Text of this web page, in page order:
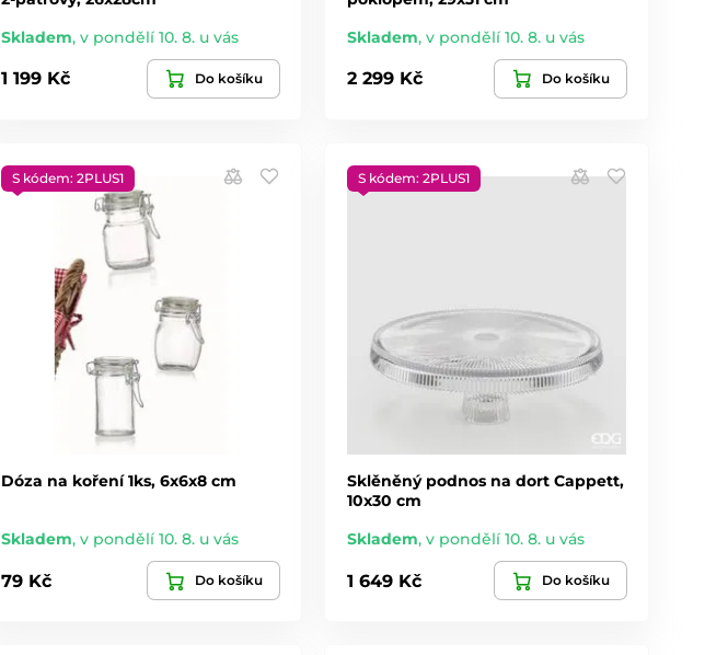
Skladem, v pondělí 10. 8. u vás
1 199 Kč Do košíku
Skladem,v pondělí 10. 8. u vás
2 299 Kč Do košíku
S kódem: 2PLUS1
Dóza na koření 1ks, 6x6x8 cm
Skladem, v pondělí 10. 8. u vás
79 Kč Do košíku
S kódem: 2PLUS1
Sklěněný podnos na dort Cappett,
10x30 cm
Skladem,v pondělí 10. 8. u vás
1 649 Kč Do košíku